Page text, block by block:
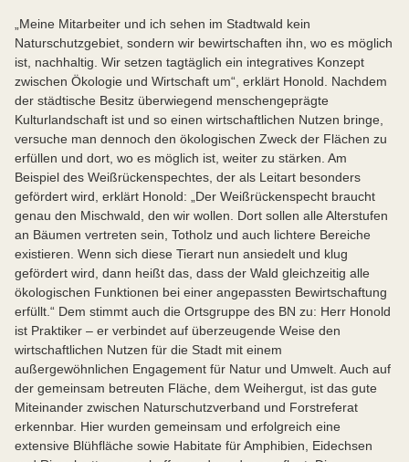
„Meine Mitarbeiter und ich sehen im Stadtwald kein
Naturschutzgebiet, sondern wir bewirtschaften ihn, wo es möglich
ist, nachhaltig. Wir setzen tagtäglich ein integratives Konzept
zwischen Ökologie und Wirtschaft um“, erklärt Honold. Nachdem
der städtische Besitz überwiegend menschengeprägte
Kulturlandschaft ist und so einen wirtschaftlichen Nutzen bringe,
versuche man dennoch den ökologischen Zweck der Flächen zu
erfüllen und dort, wo es möglich ist, weiter zu stärken. Am
Beispiel des Weißrückenspechtes, der als Leitart besonders
gefördert wird, erklärt Honold: „Der Weißrückenspecht braucht
genau den Mischwald, den wir wollen. Dort sollen alle Alterstufen
an Bäumen vertreten sein, Totholz und auch lichtere Bereiche
existieren. Wenn sich diese Tierart nun ansiedelt und klug
gefördert wird, dann heißt das, dass der Wald gleichzeitig alle
ökologischen Funktionen bei einer angepassten Bewirtschaftung
erfüllt.“ Dem stimmt auch die Ortsgruppe des BN zu: Herr Honold
ist Praktiker – er verbindet auf überzeugende Weise den
wirtschaftlichen Nutzen für die Stadt mit einem
außergewöhnlichen Engagement für Natur und Umwelt. Auch auf
der gemeinsam betreuten Fläche, dem Weihergut, ist das gute
Miteinander zwischen Naturschutzverband und Forstreferat
erkennbar. Hier wurden gemeinsam und erfolgreich eine
extensive Blühfläche sowie Habitate für Amphibien, Eidechsen